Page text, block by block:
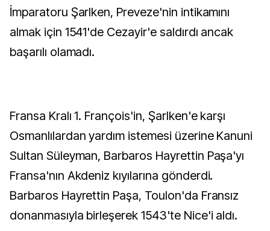
İmparatoru Şarlken, Preveze'nin intikamını
almak için 1541'de Cezayir'e saldırdı ancak
başarılı olamadı.
Fransa Kralı 1. François'in, Şarlken'e karşı
Osmanlılardan yardım istemesi üzerine Kanuni
Sultan Süleyman, Barbaros Hayrettin Paşa'yı
Fransa'nın Akdeniz kıyılarına gönderdi.
Barbaros Hayrettin Paşa, Toulon'da Fransız
donanmasıyla birleşerek 1543'te Nice'i aldı.